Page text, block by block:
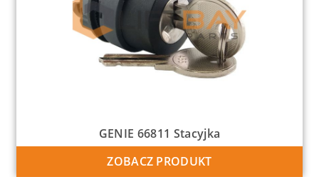
GENIE 66811 Stacyjka
ZOBACZ PRODUKT